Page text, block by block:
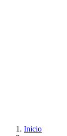
Inicio